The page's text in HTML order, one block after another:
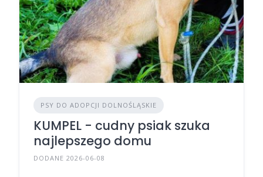
PSY DO ADOPCJI DOLNOŚLĄSKIE
KUMPEL - cudny psiak szuka
najlepszego domu
DODANE 2026-06-08